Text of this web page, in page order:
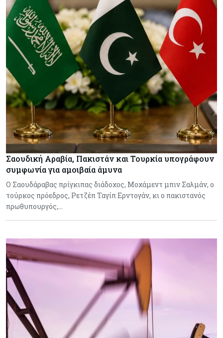
Σαουδική Αραβία, Πακιστάν και Τουρκία υπογράφουν
συμφωνία για αμοιβαία άμυνα
Ο Σαουδάραβας πρίγκιπας διάδοχος, Μοχάμεντ μπιν Σαλμάν, ο
τούρκος πρόεδρος, Ρετζέπ Ταγίπ Ερντογάν, κι ο πακιστανός
πρωθυπουργός,…